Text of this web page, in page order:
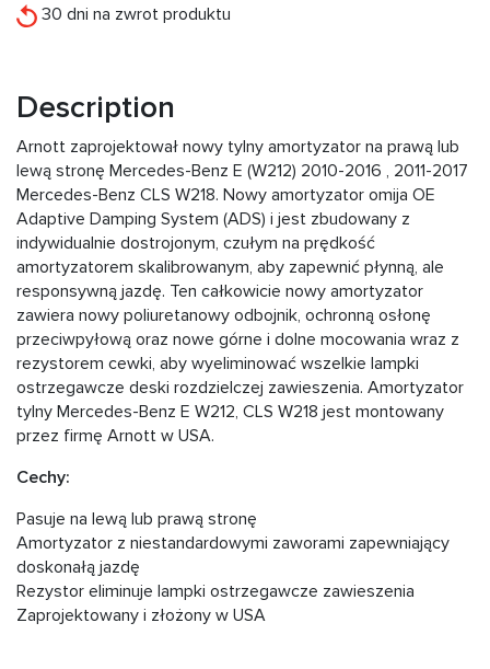
30 dni na zwrot produktu
Description
Arnott zaprojektował nowy tylny amortyzator na prawą lub
lewą stronę Mercedes-Benz E (W212) 2010-2016 , 2011-2017
Mercedes-Benz CLS W218. Nowy amortyzator omija OE
Adaptive Damping System (ADS) i jest zbudowany z
indywidualnie dostrojonym, czułym na prędkość
amortyzatorem skalibrowanym, aby zapewnić płynną, ale
responsywną jazdę. Ten całkowicie nowy amortyzator
zawiera nowy poliuretanowy odbojnik, ochronną osłonę
przeciwpyłową oraz nowe górne i dolne mocowania wraz z
rezystorem cewki, aby wyeliminować wszelkie lampki
ostrzegawcze deski rozdzielczej zawieszenia. Amortyzator
tylny Mercedes-Benz E W212, CLS W218 jest montowany
przez firmę Arnott w USA.
Cechy:
Pasuje na lewą lub prawą stronę
Amortyzator z niestandardowymi zaworami zapewniający
doskonałą jazdę
Rezystor eliminuje lampki ostrzegawcze zawieszenia
Zaprojektowany i złożony w USA